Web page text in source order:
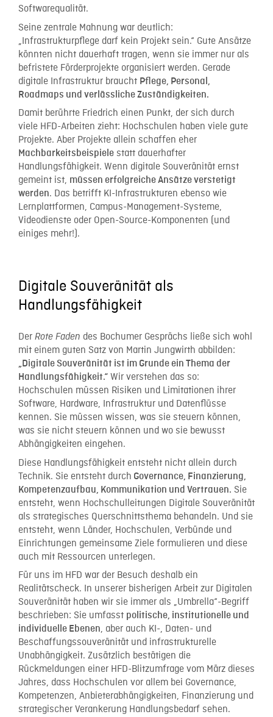
Softwarequalität.
Seine zentrale Mahnung war deutlich:
„Infrastrukturpflege darf kein Projekt sein.“ Gute Ansätze
könnten nicht dauerhaft tragen, wenn sie immer nur als
befristete Förderprojekte organisiert werden. Gerade
digitale Infrastruktur braucht Pflege, Personal,
Roadmaps und verlässliche Zuständigkeiten.
Damit berührte Friedrich einen Punkt, der sich durch
viele HFD-Arbeiten zieht: Hochschulen haben viele gute
Projekte. Aber Projekte allein schaffen eher
Machbarkeitsbeispiele statt dauerhafter
Handlungsfähigkeit. Wenn digitale Souveränität ernst
gemeint ist, müssen erfolgreiche Ansätze verstetigt
werden. Das betrifft KI-Infrastrukturen ebenso wie
Lernplattformen, Campus-Management-Systeme,
Videodienste oder Open-Source-Komponenten (und
einiges mehr!).
Digitale Souveränität als
Handlungsfähigkeit
Der Rote Faden des Bochumer Gesprächs ließe sich wohl
mit einem guten Satz von Martin Jungwirth abbilden:
„Digitale Souveränität ist im Grunde ein Thema der
Handlungsfähigkeit.“ Wir verstehen das so:
Hochschulen müssen Risiken und Limitationen ihrer
Software, Hardware, Infrastruktur und Datenflüsse
kennen. Sie müssen wissen, was sie steuern können,
was sie nicht steuern können und wo sie bewusst
Abhängigkeiten eingehen.
Diese Handlungsfähigkeit entsteht nicht allein durch
Technik. Sie entsteht durch Governance, Finanzierung,
Kompetenzaufbau, Kommunikation und Vertrauen. Sie
entsteht, wenn Hochschulleitungen Digitale Souveränität
als strategisches Querschnittsthema behandeln. Und sie
entsteht, wenn Länder, Hochschulen, Verbünde und
Einrichtungen gemeinsame Ziele formulieren und diese
auch mit Ressourcen unterlegen.
Für uns im HFD war der Besuch deshalb ein
Realitätscheck. In unserer bisherigen Arbeit zur Digitalen
Souveränität haben wir sie immer als „Umbrella“-Begriff
beschrieben: Sie umfasst politische, institutionelle und
individuelle Ebenen, aber auch KI-, Daten- und
Beschaffungssouveränität und infrastrukturelle
Unabhängigkeit. Zusätzlich bestätigen die
Rückmeldungen einer HFD-Blitzumfrage vom März dieses
Jahres, dass Hochschulen vor allem bei Governance,
Kompetenzen, Anbieterabhängigkeiten, Finanzierung und
strategischer Verankerung Handlungsbedarf sehen.